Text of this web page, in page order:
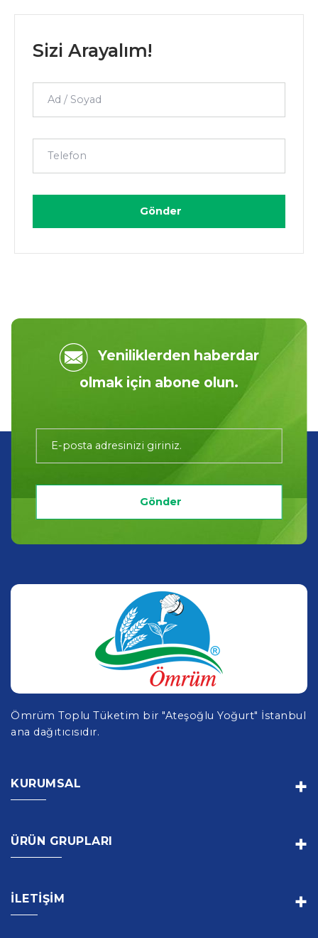
Sizi Arayalım!
Gönder
Yeniliklerden haberdar
olmak için abone olun.
Gönder
Ömrüm Toplu Tüketim bir "Ateşoğlu Yoğurt" İstanbul
ana dağıtıcısıdır.
KURUMSAL +
ÜRÜN GRUPLARI +
İLETIŞIM +